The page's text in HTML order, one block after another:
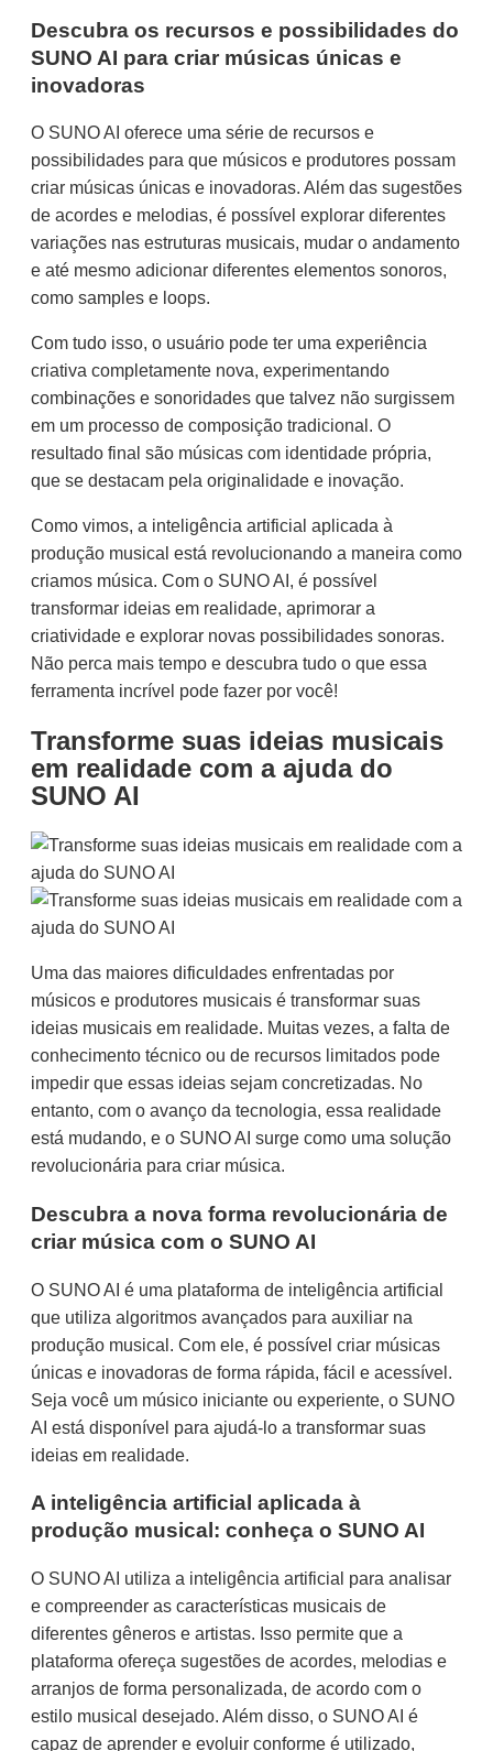
Descubra os recursos e possibilidades do
SUNO AI para criar músicas únicas e
inovadoras
O SUNO AI oferece uma série de recursos e
possibilidades para que músicos e produtores possam
criar músicas únicas e inovadoras. Além das sugestões
de acordes e melodias, é possível explorar diferentes
variações nas estruturas musicais, mudar o andamento
e até mesmo adicionar diferentes elementos sonoros,
como samples e loops.
Com tudo isso, o usuário pode ter uma experiência
criativa completamente nova, experimentando
combinações e sonoridades que talvez não surgissem
em um processo de composição tradicional. O
resultado final são músicas com identidade própria,
que se destacam pela originalidade e inovação.
Como vimos, a inteligência artificial aplicada à
produção musical está revolucionando a maneira como
criamos música. Com o SUNO AI, é possível
transformar ideias em realidade, aprimorar a
criatividade e explorar novas possibilidades sonoras.
Não perca mais tempo e descubra tudo o que essa
ferramenta incrível pode fazer por você!
Transforme suas ideias musicais
em realidade com a ajuda do
SUNO AI
Uma das maiores dificuldades enfrentadas por
músicos e produtores musicais é transformar suas
ideias musicais em realidade. Muitas vezes, a falta de
conhecimento técnico ou de recursos limitados pode
impedir que essas ideias sejam concretizadas. No
entanto, com o avanço da tecnologia, essa realidade
está mudando, e o SUNO AI surge como uma solução
revolucionária para criar música.
Descubra a nova forma revolucionária de
criar música com o SUNO AI
O SUNO AI é uma plataforma de inteligência artificial
que utiliza algoritmos avançados para auxiliar na
produção musical. Com ele, é possível criar músicas
únicas e inovadoras de forma rápida, fácil e acessível.
Seja você um músico iniciante ou experiente, o SUNO
AI está disponível para ajudá-lo a transformar suas
ideias em realidade.
A inteligência artificial aplicada à
produção musical: conheça o SUNO AI
O SUNO AI utiliza a inteligência artificial para analisar
e compreender as características musicais de
diferentes gêneros e artistas. Isso permite que a
plataforma ofereça sugestões de acordes, melodias e
arranjos de forma personalizada, de acordo com o
estilo musical desejado. Além disso, o SUNO AI é
capaz de aprender e evoluir conforme é utilizado,